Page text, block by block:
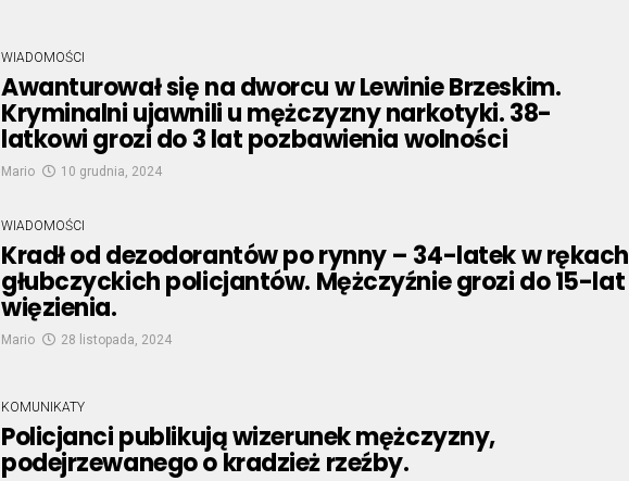
WIADOMOŚCI
Awanturował się na dworcu w Lewinie Brzeskim.
Kryminalni ujawnili u mężczyzny narkotyki. 38-
latkowi grozi do 3 lat pozbawienia wolności
Mario 10 grudnia, 2024
WIADOMOŚCI
Kradł od dezodorantów po rynny – 34-latek w rękach
głubczyckich policjantów. Mężczyźnie grozi do 15-lat
więzienia.
Mario 28 listopada, 2024
KOMUNIKATY
Policjanci publikują wizerunek mężczyzny,
podejrzewanego o kradzież rzeźby.